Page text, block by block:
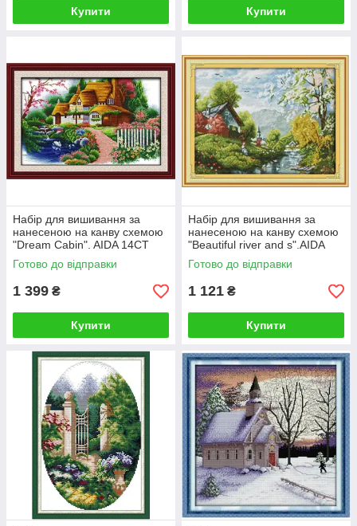
Купити Купити
Набір для вишивання за
нанесеною на канву схемою
"Dream Cabin". AIDA 14CT
printed 63*47 см
Готово до відправки
1 399 ₴
Купити
Набір для вишивання за
нанесеною на канву схемою
"Beautiful river and s".AIDA
14CT printed, 52*41 см
Готово до відправки
1 121 ₴
Купити